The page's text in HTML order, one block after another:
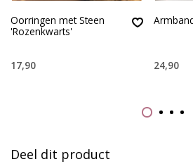
Oorringen met Steen
'Rozenkwarts'
17,90 24,90
Deel dit product